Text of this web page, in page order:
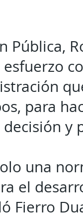
Pública,
para
y
una
el
Fierro